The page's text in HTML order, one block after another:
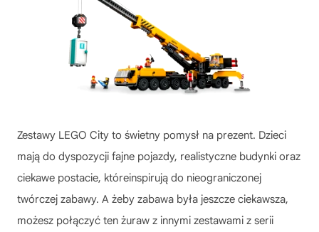
Zestawy LEGO City to świetny pomysł na prezent. Dzieci
mają do dyspozycji fajne pojazdy, realistyczne budynki oraz
ciekawe postacie, któreinspirują do nieograniczonej
twórczej zabawy. A żeby zabawa była jeszcze ciekawsza,
możesz połączyć ten żuraw z innymi zestawami z serii